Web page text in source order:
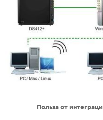
Польза от